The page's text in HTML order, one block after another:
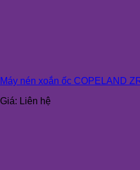
Máy nén xoắn ốc COPELAND
Giá: Liên hệ